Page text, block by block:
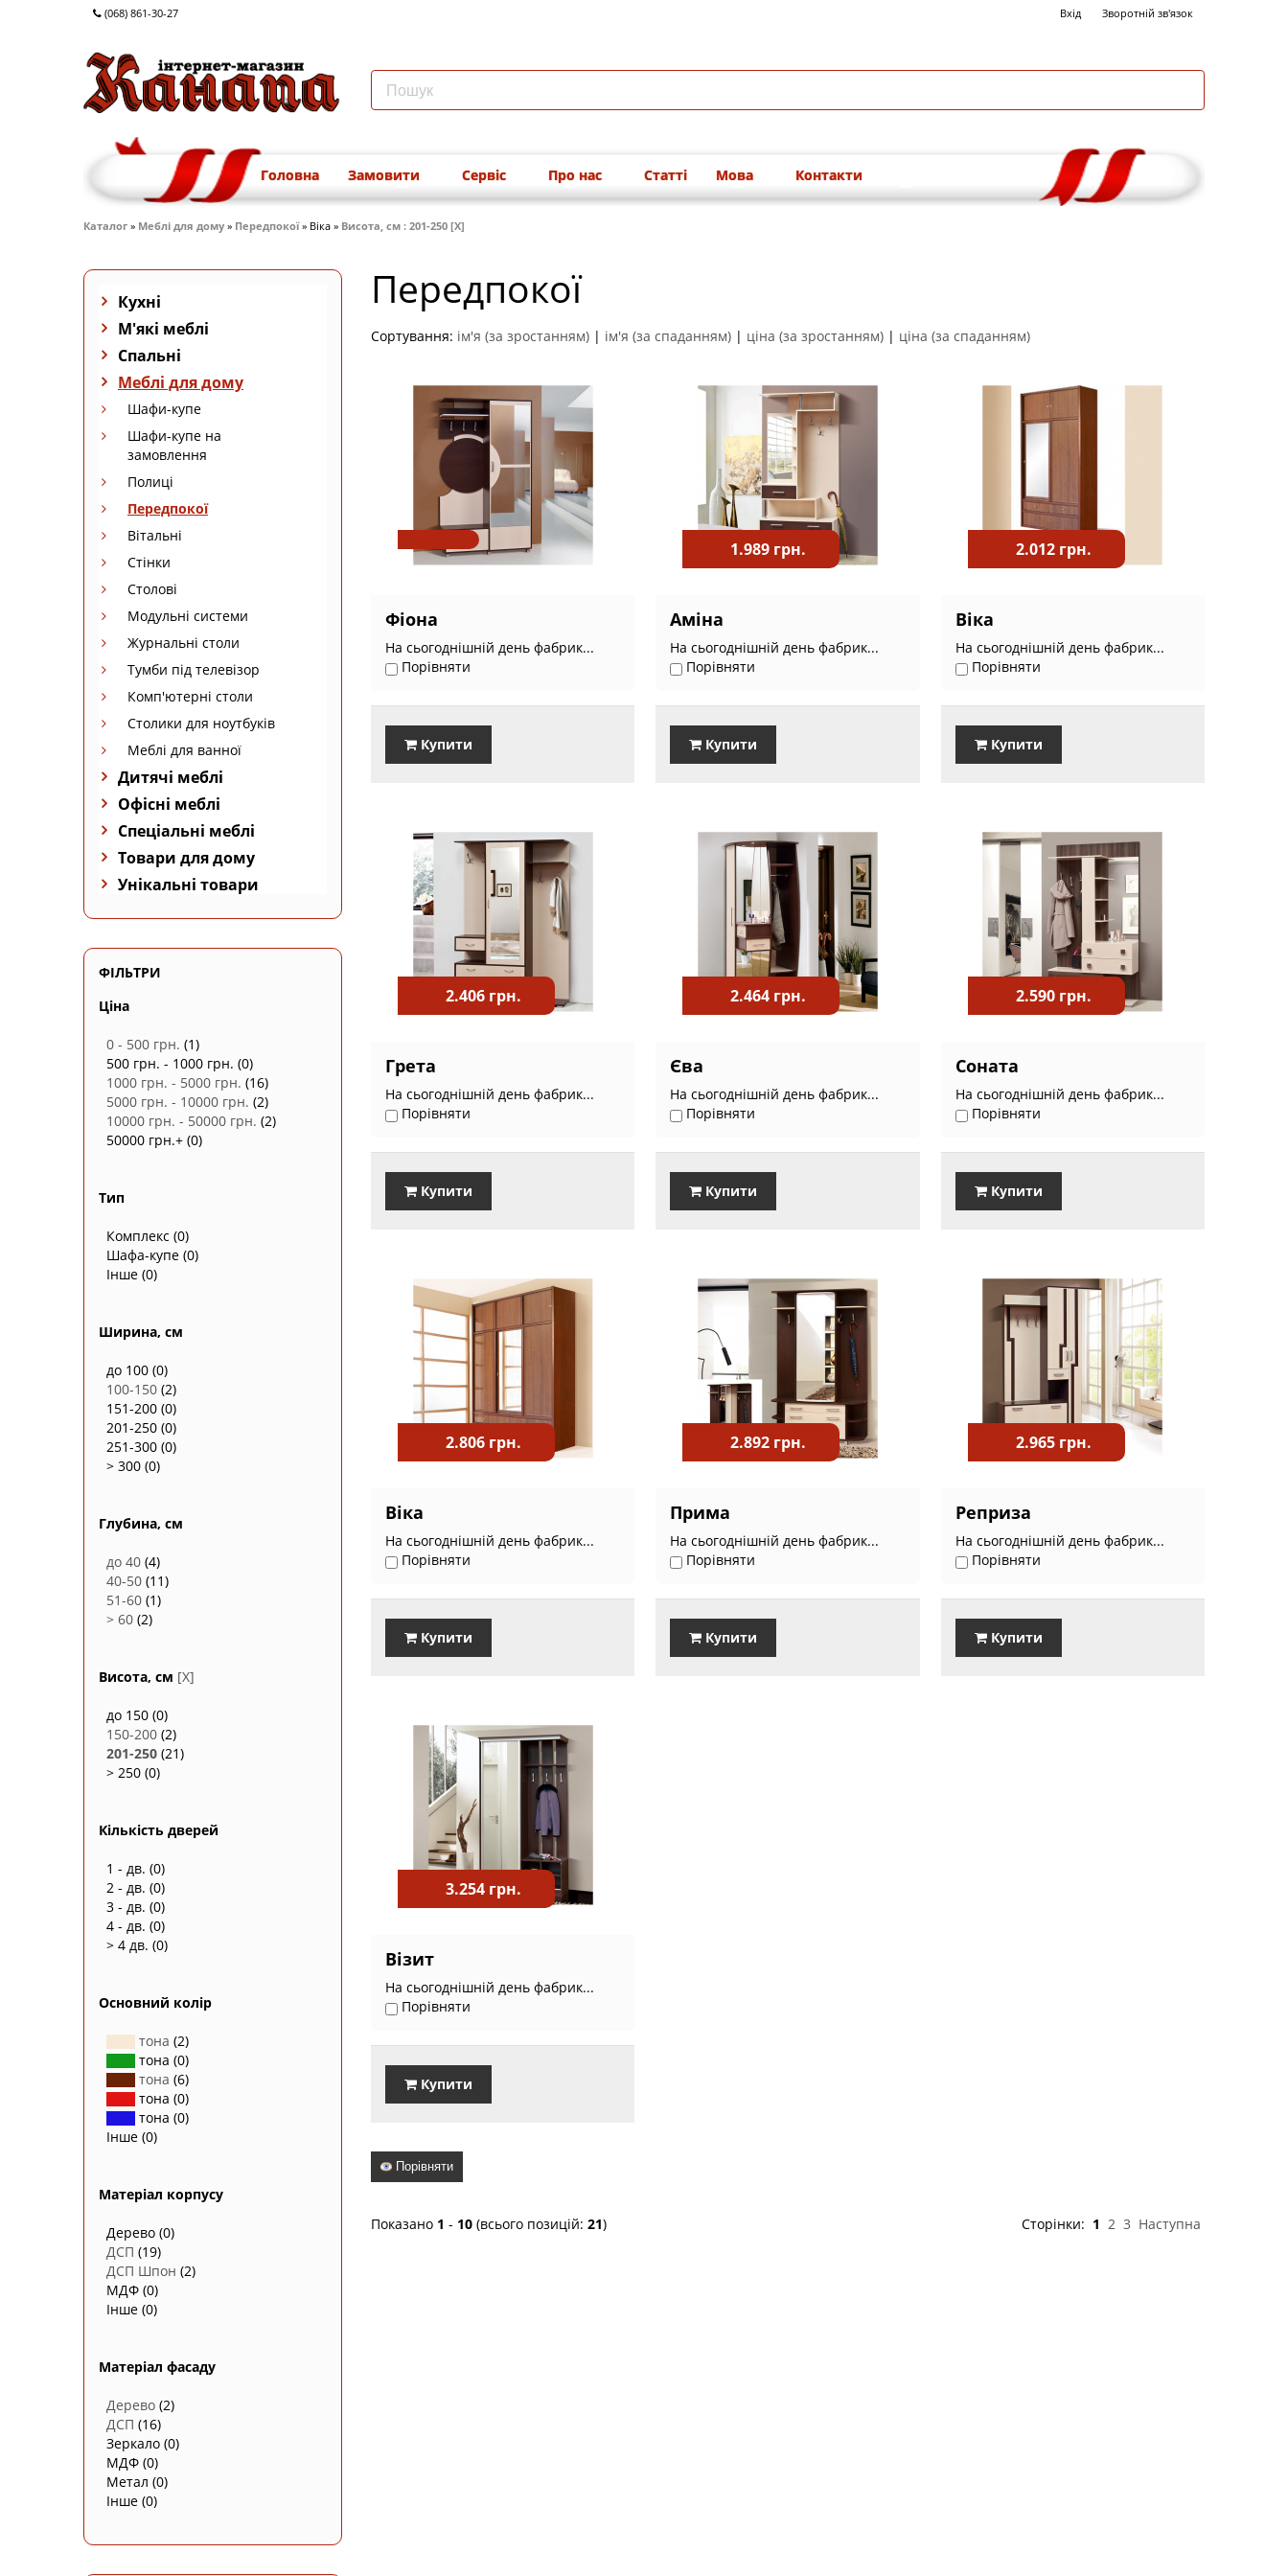
(068) 861-30-27 Вхід Зворотній зв'язок
Головна Замовити Сервіс Про нас Статті Мова Контакти
Каталог » Меблі для дому » Передпокої» Віка » Висота, см : 201-250 [X]
Кухні
М'які меблі
Спальні
Меблі для дому
Шафи-купе
Шафи-купе на
замовлення
Полиці
Передпокої
Вітальні
Стінки
Столові
Модульні системи
Журнальні столи
Тумби під телевізор
Комп'ютерні столи
Столики для ноутбуків
Меблі для ванної
Дитячі меблі
Офісні меблі
Спеціальні меблі
Товари для дому
Унікальні товари
ФІЛЬТРИ
Ціна
0 - 500 грн. (1)
500 грн. - 1000 грн. (0)
1000 грн. - 5000 грн. (16)
5000 грн. - 10000 грн. (2)
10000 грн. - 50000 грн. (2)
50000 грн.+ (0)
Тип
Комплекс (0)
Шафа-купе (0)
Інше (0)
Ширина, см
до 100 (0)
100-150 (2)
151-200 (0)
201-250 (0)
251-300 (0)
> 300 (0)
Глубина, см
до 40 (4)
40-50 (11)
51-60 (1)
> 60 (2)
Висота, см [X]
до 150 (0)
150-200 (2)
201-250 (21)
> 250 (0)
Кількість дверей
1 - дв. (0)
2 - дв. (0)
3 - дв. (0)
4 - дв. (0)
> 4 дв. (0)
Основний колір
тона (2)
тона (0)
тона (6)
тона (0)
тона (0)
Інше (0)
Матеріал корпусу
Дерево (0)
ДСП (19)
ДСП Шпон (2)
МДФ (0)
Інше (0)
Матеріал фасаду
Дерево (2)
ДСП (16)
Зеркало (0)
МДФ (0)
Метал (0)
Інше (0)
Передпокої
Сортування: ім'я (за зростанням) | ім'я (за спаданням) | ціна (за зростанням) | ціна (за спаданням)
Фіона
На сьогоднішній день фабрик...
Порівняти
Купити
1.989 грн.
Аміна
На сьогоднішній день фабрик...
Порівняти
Купити
2.012 грн.
Віка
На сьогоднішній день фабрик...
Порівняти
Купити
2.406 грн.
Грета
На сьогоднішній день фабрик...
Порівняти
Купити
2.464 грн.
Єва
На сьогоднішній день фабрик...
Порівняти
Купити
2.590 грн.
Соната
На сьогоднішній день фабрик...
Порівняти
Купити
2.806 грн.
Віка
На сьогоднішній день фабрик...
Порівняти
Купити
2.892 грн.
Прима
На сьогоднішній день фабрик...
Порівняти
Купити
2.965 грн.
Реприза
На сьогоднішній день фабрик...
Порівняти
Купити
3.254 грн.
Візит
На сьогоднішній день фабрик...
Порівняти
Купити
Порівняти
Сторінки: 1 2 3 Наступна
Показано 1 - 10 (всього позицій:21)